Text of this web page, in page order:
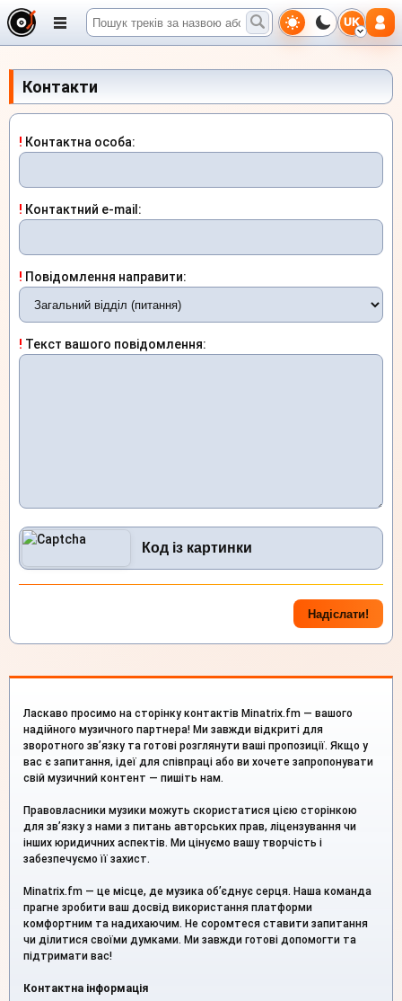
UK
Контакти
! Контактна особа:
! Контактний e-mail:
! Повідомлення направити:
! Текст вашого повідомлення:
Ласкаво просимо на сторінку контактів Minatrix.fm — вашого
надійного музичного партнера! Ми завжди відкриті для
зворотного зв’язку та готові розглянути ваші пропозиції. Якщо у
вас є запитання, ідеї для співпраці або ви хочете запропонувати
свій музичний контент — пишіть нам.
Правовласники музики можуть скористатися цією сторінкою
для зв’язку з нами з питань авторських прав, ліцензування чи
інших юридичних аспектів. Ми цінуємо вашу творчість і
забезпечуємо її захист.
Minatrix.fm — це місце, де музика об’єднує серця. Наша команда
прагне зробити ваш досвід використання платформи
комфортним та надихаючим. Не соромтеся ставити запитання
чи ділитися своїми думками. Ми завжди готові допомогти та
підтримати вас!
Контактна інформація